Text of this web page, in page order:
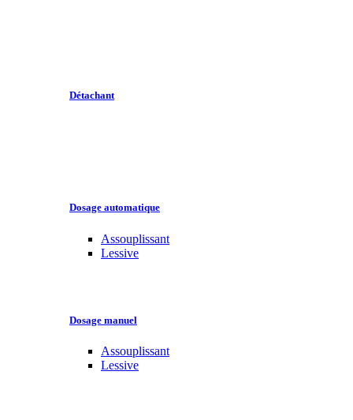
Détachant
Dosage automatique
Assouplissant
Lessive
Dosage manuel
Assouplissant
Lessive